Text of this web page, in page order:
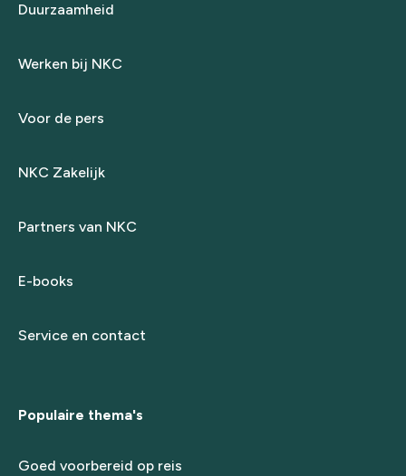
Duurzaamheid
Werken bij NKC
Voor de pers
NKC Zakelijk
Partners van NKC
E-books
Service en contact
Populaire thema's
Goed voorbereid op reis